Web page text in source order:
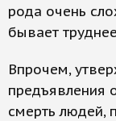
рода очень
бывает
Впрочем,
предъявления
смерть людей,